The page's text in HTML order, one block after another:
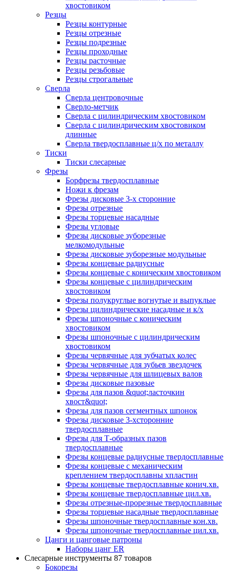
хвостовиком
Резцы
Резцы контурные
Резцы отрезные
Резцы подрезные
Резцы проходные
Резцы расточные
Резцы резьбовые
Резцы строгальные
Сверла
Сверла центровочные
Сверло-метчик
Сверла с цилиндрическим хвостовиком
Сверла с цилиндрическим хвостовиком
длинные
Сверла твердосплавные ц/х по металлу
Тиски
Тиски слесарные
Фрезы
Борфрезы твердосплавные
Ножи к фрезам
Фрезы дисковые 3-х сторонние
Фрезы отрезные
Фрезы торцевые насадные
Фрезы угловые
Фрезы дисковые зуборезные
мелкомодульные
Фрезы дисковые зуборезные модульные
Фрезы концевые радиусные
Фрезы концевые с коническим хвостовиком
Фрезы концевые с цилиндрическим
хвостовиком
Фрезы полукруглые вогнутые и выпуклые
Фрезы цилиндрические насадные и к/х
Фрезы шпоночные с коническим
хвостовиком
Фрезы шпоночные с цилиндрическим
хвостовиком
Фрезы червячные для зубчатых колес
Фрезы червячные для зубьев звездочек
Фрезы червячные для шлицевых валов
Фрезы дисковые пазовые
Фрезы для пазов &quot;ласточкин
хвост&quot;
Фрезы для пазов сегментных шпонок
Фрезы дисковые 3-хсторонние
твердосплавные
Фрезы для Т-образных пазов
твердосплавные
Фрезы концевые радиусные твердосплавные
Фрезы концевые с механическим
креплением твердосплавны хпластин
Фрезы концевые твердосплавные конич.хв.
Фрезы концевые твердосплавные цил.хв.
Фрезы отрезные-прорезные твердосплавные
Фрезы торцевые насадные твердосплавные
Фрезы шпоночные твердосплавные кон.хв.
Фрезы шпоночные твердосплавные цил.хв.
Цанги и цанговые патроны
Наборы цанг ER
Слесарные инструменты 87 товаров
Бокорезы